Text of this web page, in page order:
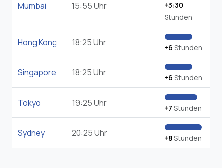
Mumbai 15:55 Uhr
+3:30
Stunden
Hong Kong 18:25 Uhr +6 Stunden
Singapore 18:25 Uhr +6 Stunden
Tokyo 19:25 Uhr +7 Stunden
Sydney 20:25 Uhr +8Stunden